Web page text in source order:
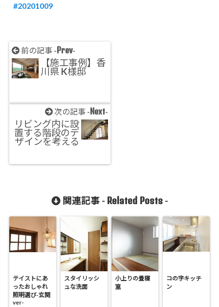
20201009
前の記事 - Prev-
【施工事例】香
川県 K様邸
次の記事 - Next-
リビング内に設
置する階段のデ
ザインを考える
関連記事 - Related Posts-
テイストにあ
ったおしゃれ
照明選び-玄関
ver-
スタイリッシ
ュな洗面
小上りの畳寝
室
コの字キッチ
ン